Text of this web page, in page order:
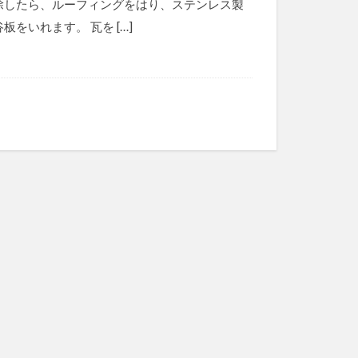
したら、ルーフィングをはり、ステンレス製
板をいれます。 瓦を […]